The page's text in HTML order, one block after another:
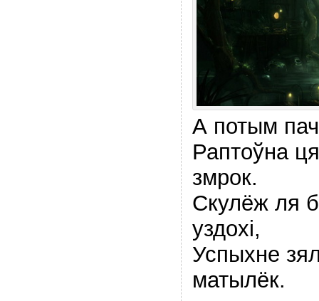
А потым
Раптоўна
змрок.
Скулёж ля
уздохi,
Успыхне
матылёк.